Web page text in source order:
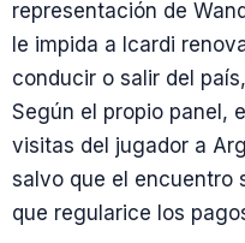
representación de
le impida a Icardi
conducir o salir del
Según el propio panel,
visitas del jugador a
salvo que el encuentro
que regularice los